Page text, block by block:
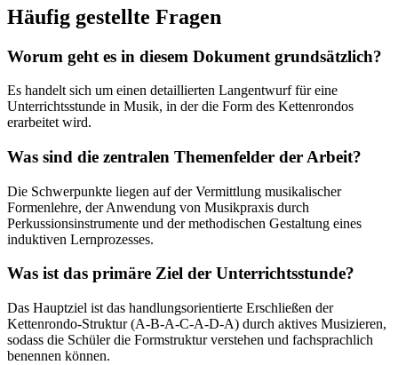
Häufig gestellte Fragen
Worum geht es in diesem Dokument grundsätzlich?
Es handelt sich um einen detaillierten Langentwurf für eine
Unterrichtsstunde in Musik, in der die Form des Kettenrondos
erarbeitet wird.
Was sind die zentralen Themenfelder der Arbeit?
Die Schwerpunkte liegen auf der Vermittlung musikalischer
Formenlehre, der Anwendung von Musikpraxis durch
Perkussionsinstrumente und der methodischen Gestaltung eines
induktiven Lernprozesses.
Was ist das primäre Ziel der Unterrichtsstunde?
Das Hauptziel ist das handlungsorientierte Erschließen der
Kettenrondo-Struktur (A-B-A-C-A-D-A) durch aktives Musizieren,
sodass die Schüler die Formstruktur verstehen und fachsprachlich
benennen können.